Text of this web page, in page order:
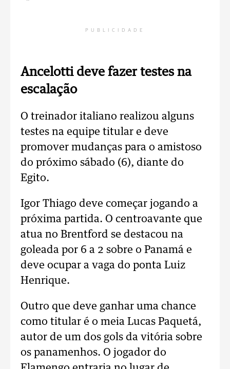
PUBLICIDADE
Ancelotti deve fazer testes na
escalação
O treinador italiano realizou alguns
testes na equipe titular e deve
promover mudanças para o amistoso
do próximo sábado (6), diante do
Egito.
Igor Thiago deve começar jogando a
próxima partida. O centroavante que
atua no Brentford se destacou na
goleada por 6 a 2 sobre o Panamá e
deve ocupar a vaga do ponta Luiz
Henrique.
Outro que deve ganhar uma chance
como titular é o meia Lucas Paquetá,
autor de um dos gols da vitória sobre
os panamenhos. O jogador do